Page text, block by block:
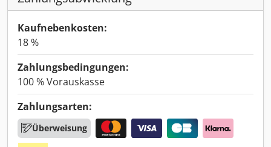
Kaufnebenkosten:
18 %
Zahlungsbedingungen:
100 % Vorauskasse
Zahlungsarten:
Überweisung